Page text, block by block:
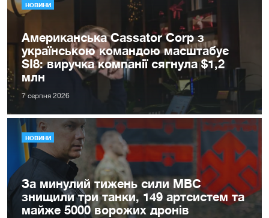
НОВИНИ
Американська Cassator Corp з
українською командою масштабує
SI8: виручка компанії сягнула $1,2
млн
7 серпня 2026
НОВИНИ
За минулий тижень сили МВС
знищили три танки, 149 артсистем та
майже 5000 ворожих дронів